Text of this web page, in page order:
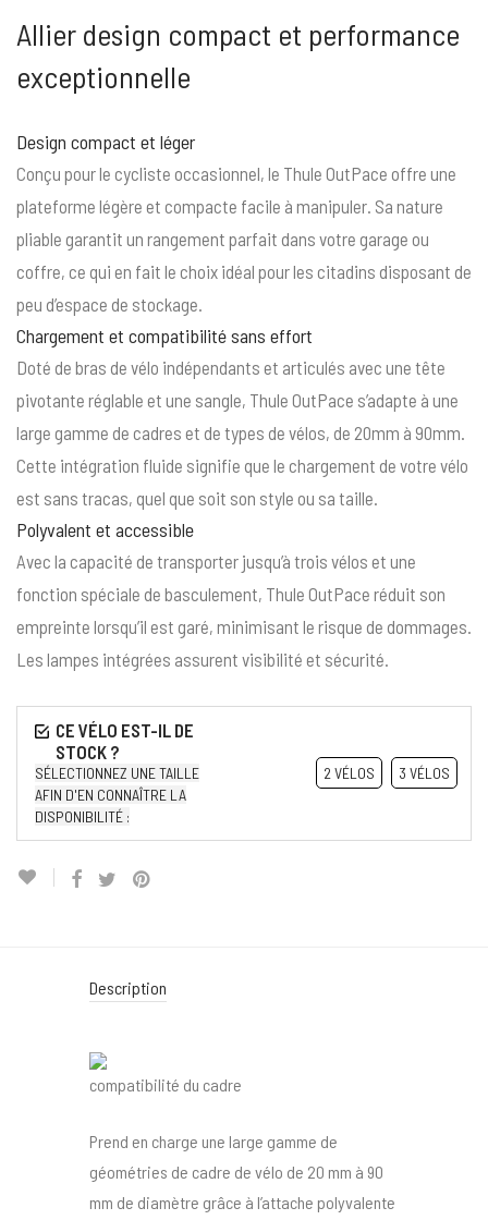
Allier design compact et performance
exceptionnelle
Design compact et léger
Conçu pour le cycliste occasionnel, le Thule OutPace offre une
plateforme légère et compacte facile à manipuler. Sa nature
pliable garantit un rangement parfait dans votre garage ou
coffre, ce qui en fait le choix idéal pour les citadins disposant de
peu d’espace de stockage.
Chargement et compatibilité sans effort
Doté de bras de vélo indépendants et articulés avec une tête
pivotante réglable et une sangle, Thule OutPace s’adapte à une
large gamme de cadres et de types de vélos, de 20mm à 90mm.
Cette intégration fluide signifie que le chargement de votre vélo
est sans tracas, quel que soit son style ou sa taille.
Polyvalent et accessible
Avec la capacité de transporter jusqu’à trois vélos et une
fonction spéciale de basculement, Thule OutPace réduit son
empreinte lorsqu’il est garé, minimisant le risque de dommages.
Les lampes intégrées assurent visibilité et sécurité.
SÉLECTIONNEZ UNE TAILLE
AFIN D'EN CONNAÎTRE LA
DISPONIBILITÉ :
2 VÉLOS 3 VÉLOS
Description
compatibilité du cadre
Prend en charge une large gamme de
géométries de cadre de vélo de 20 mm à 90
mm de diamètre grâce à l’attache polyvalente